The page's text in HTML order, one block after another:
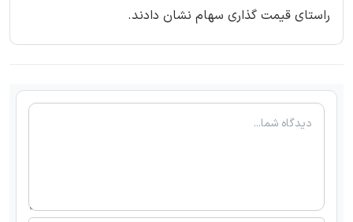
راستای قیمت گذاری سهام نشان دادند.